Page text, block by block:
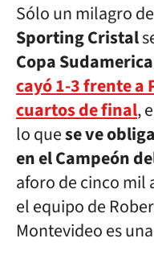
Sólo un milagro
Sporting Cristal
Copa
cayó 1-3 frente a
cuartos de final,
lo quese ve
en el Campeón
aforo de cinco mil
el equipo de
Montevideo es